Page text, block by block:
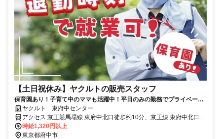
【土日祝休み】ヤクルトの販売スタッフ
保育園あり！子育て中のママも活躍中！平日のみの勤務でプライベート
と両立できます◎
ヤクルト 東府中センター
アクセス 京王競馬場線 東府中北口徒歩約10分、京王線 東府中北口徒
歩約10分、京王線 多磨霊園北口徒歩約11分
時給1,320円以上
東京都府中市